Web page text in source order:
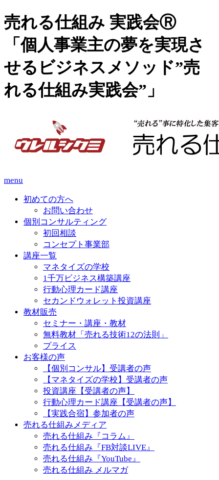
売れる仕組み 実践会Ⓡ
「個人事業主の夢を実現さ
せるビジネスメソッド”売
れる仕組み実践会”」
menu
初めての方へ
お問い合わせ
個別コンサルティング
初回相談
コンセプト事業部
講座一覧
マネタイズの学校
1千万ビジネス構築講座
行動心理カード講座
セカンドウォレット投資講座
教材販売
セミナー・講座・教材
無料教材「売れる技術12の法則」
プライス
お客様の声
【個別コンサル】受講者の声
【マネタイズの学校】受講者の声
投資講座【受講者の声】
行動心理カード講座【受講者の声】
【実践合宿】参加者の声
売れる仕組みメディア
売れる仕組み『コラム』
売れる仕組み『FB対談LIVE』
売れる仕組み『YouTube』
売れる仕組み メルマガ